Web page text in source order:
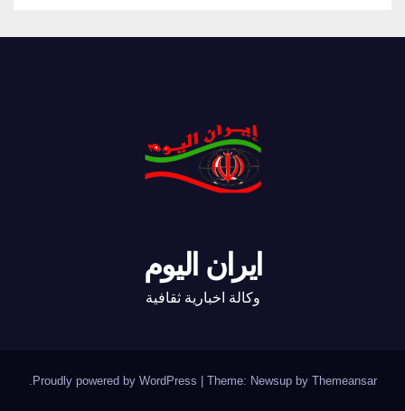
ايران اليوم
وكالة اخبارية ثقافية
Proudly powered by WordPress Theme: Newsup by Themeansar
.